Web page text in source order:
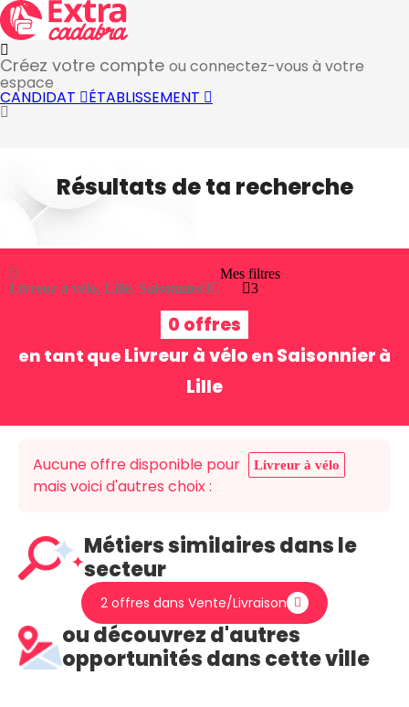
Créez votre compte ou connectez-vous à votre
espace
CANDIDAT ÉTABLISSEMENT
Résultats de ta recherche
Livreur à vélo, Lille, Saisonnier3
Mes filtres
3
0 offres
en tant que Livreur à vélo en Saisonnier à
Lille
Aucune offre disponible pour Livreur à vélo
mais voici d'autres choix :
Métiers similaires dans le
secteur
2 offres dans Vente/Livraison
ou découvrez d'autres
opportunités dans cette ville